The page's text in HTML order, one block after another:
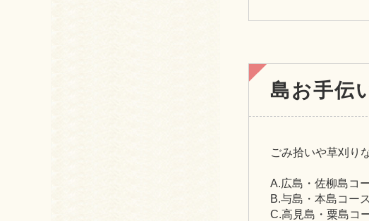
島お手伝
ごみ拾いや草刈り
A.広島・佐柳島コ
B.与島・本島コー
C.高見島・粟島コ